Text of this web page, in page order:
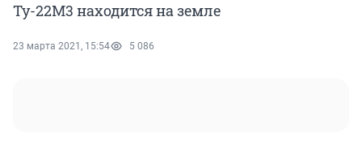
Ту-22М3 находится на земле
23 марта 2021, 15:54 5 086